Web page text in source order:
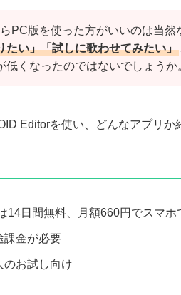
PC版を使った方がいいのは当然
たい」「試しに歌わせてみたい」
低くなったのではないでしょうか
Editorを使い、どんなアプリか
14日間無料、月額660円でスマホ
課金が必要
のお試し向け